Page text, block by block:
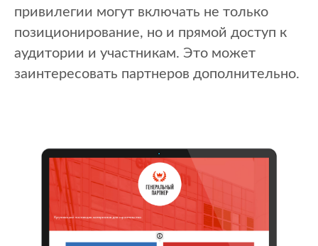
привилегии могут включать не только
позиционирование, но и прямой доступ к
аудитории и участникам. Это может
заинтересовать партнеров дополнительно.